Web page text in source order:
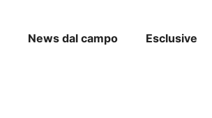
News dal campo Esclusive